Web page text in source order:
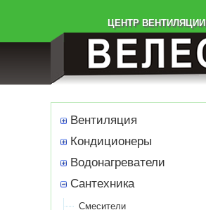
ЦЕНТР ВЕНТИЛЯЦИИ
Вентиляция
Кондиционеры
Водонагреватели
Сантехника
Смесители